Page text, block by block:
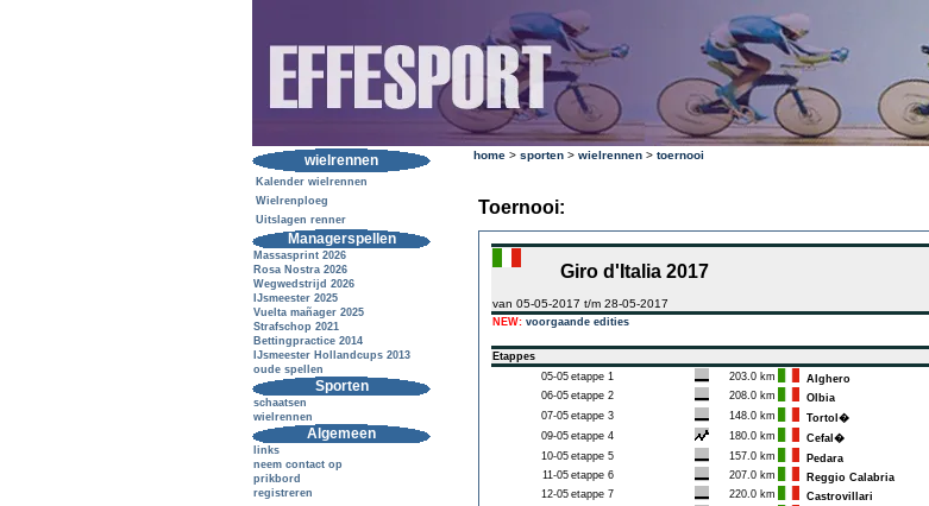
wielrennen
Kalender wielrennen
Wielrenploeg
Uitslagen renner
Managerspellen
Massasprint 2026
Rosa Nostra 2026
Wegwedstrijd 2026
IJsmeester 2025
Vuelta mañager 2025
Strafschop 2021
Bettingpractice 2014
IJsmeester Hollandcups 2013
oude spellen
Sporten
schaatsen
wielrennen
Algemeen
links
neem contact op
prikbord
registreren
home > sporten > wielrennen > toernooi
Toernooi:
Giro d'Italia 2017
van 05-05-2017 t/m 28-05-2017
NEW: voorgaande edities
Etappes
05-05 etappe 1 203.0 km Alghero
06-05 etappe 2 208.0 km Olbia
07-05 etappe 3 148.0 km Tortol�
09-05 etappe 4 180.0 km Cefal�
10-05 etappe 5 157.0 km Pedara
11-05 etappe 6 207.0 km Reggio Calabria
12-05 etappe 7 220.0 km Castrovillari